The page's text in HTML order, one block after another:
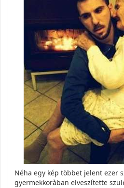
Néha egy kép többet jelent ezer
gyermekkoràban elveszítette